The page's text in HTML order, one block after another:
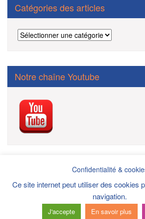
Catégories des articles
Catégories
des
Notre chaîne Youtube
Politique de confidentialité/mentions
Copyright ©2021 Site Internet réalisé par
Confidentialité &
Ce site internet peut utiliser des cookies
navigation.
J'accepte En savoir plus